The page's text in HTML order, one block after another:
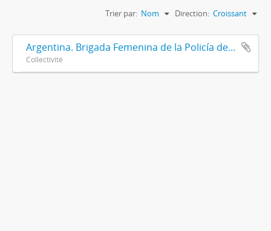
Trier par: Nom Direction: Croissant
Argentina. Brigada Femenina de la Policía de la Provincia de Buenos Aires
Collectivité